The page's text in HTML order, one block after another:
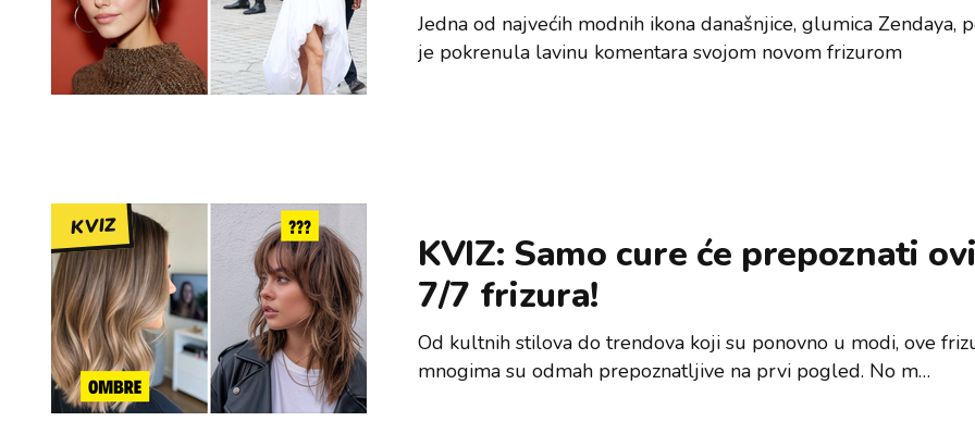
Jedna od najvećih modnih ikona današnjice, glumica Zendaya,
je pokrenula lavinu komentara svojom novom frizurom
KVIZ
KVIZ: Samo cure će prepoznati
7/7 frizura!
Od kultnih stilova do trendova koji su ponovno u modi, ove
mnogima su odmah prepoznatljive na prvi pogled. No m…